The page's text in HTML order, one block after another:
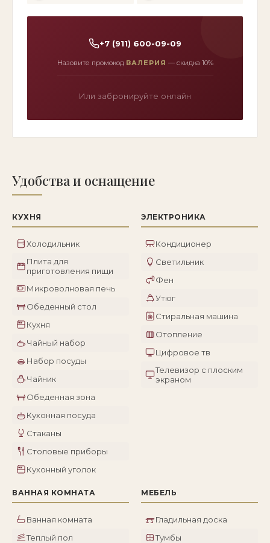
+7 (911) 600-09-09
Назовите промокод ВАЛЕРИЯ — скидка 10%
Или забронируйте онлайн
Удобства и оснащение
КУХНЯ
Холодильник
Плита для
приготовления пищи
Микроволновая печь
Обеденный стол
Кухня
Чайный набор
Набор посуды
Чайник
Обеденная зона
Кухонная посуда
Стаканы
Столовые приборы
Кухонный уголок
ЭЛЕКТРОНИКА
Кондиционер
Светильник
Фен
Утюг
Стиральная машина
Отопление
Цифровое тв
Телевизор с плоским
экраном
ВАННАЯ КОМНАТА
Ванная комната
Теплый пол
МЕБЕЛЬ
Гладильная доска
Тумбы